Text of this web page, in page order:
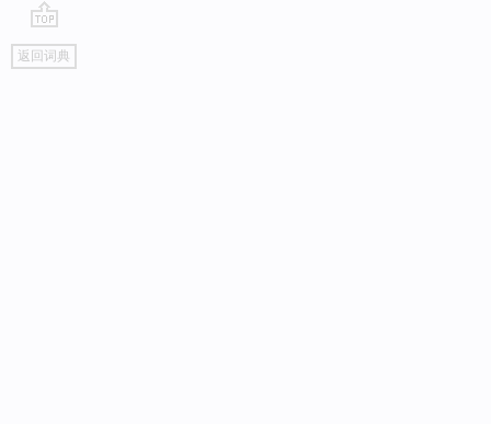
go
top
返回词典